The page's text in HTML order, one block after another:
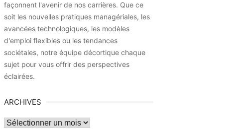
façonnent l'avenir de nos carrières. Que ce
soit les nouvelles pratiques managériales, les
avancées technologiques, les modèles
d'emploi flexibles ou les tendances
sociétales, notre équipe décortique chaque
sujet pour vous offrir des perspectives
éclairées.
ARCHIVES
Archives